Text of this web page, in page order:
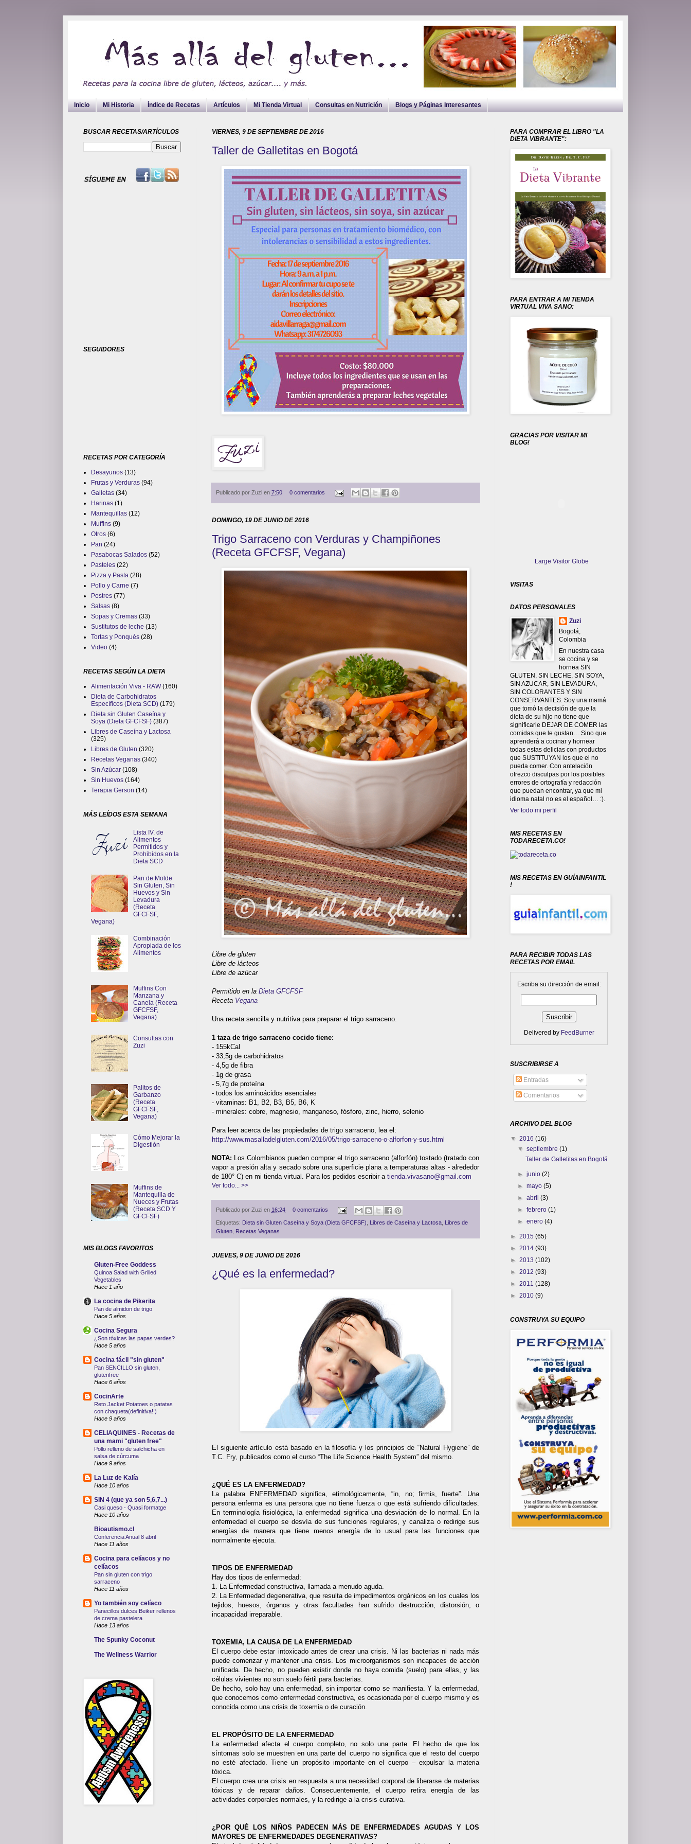
Inicio Mi Historia Índice de Recetas Artículos Mi Tienda Virtual Consultas en Nutrición Blogs y Páginas Interesantes
VIERNES, 9 DE SEPTIEMBRE DE 2016
Taller de Galletitas en Bogotá
Publicado por Zuzi en 7:50 0 comentarios
DOMINGO, 19 DE JUNIO DE 2016
Trigo Sarraceno con Verduras y Champiñones
(Receta GFCFSF, Vegana)
Libre de gluten
Libre de lácteos
Libre de azúcar
Permitido en la Dieta GFCFSF
Receta Vegana
Una receta sencilla y nutritiva para preparar el trigo sarraceno.
1 taza de trigo sarraceno cocido tiene:
- 155kCal
- 33,5g de carbohidratos
- 4,5g de fibra
- 1g de grasa
- 5,7g de proteína
- todos los aminoácidos esenciales
- vitaminas: B1, B2, B3, B5, B6, K
- minerales: cobre, magnesio, manganeso, fósforo, zinc, hierro, selenio
Para leer acerca de las propiedades de trigo sarraceno, lea el:
http://www.masalladelgluten.com/2016/05/trigo-sarraceno-o-alforfon-y-sus.html
NOTA: Los Colombianos pueden comprar el trigo sarraceno (alforfón) tostado (tratado con
vapor a presión alta y secado sobre una superficie plana a temperaturas altas - alrededor
de 180° C) en mi tienda virtual. Para los pedidos escribir a tienda.vivasano@gmail.com
Ver todo... >>
Publicado por Zuzi en 16:24 0 comentarios
Etiquetas: Dieta sin Gluten Caseína y Soya (Dieta GFCFSF) Libres de Caseína y Lactosa Libres de
Gluten Recetas Veganas
JUEVES, 9 DE JUNIO DE 2016
¿Qué es la enfermedad?
El siguiente artículo está basado en la filosofía y los principios de “Natural Hygiene” de
T.C. Fry, publicados como el curso “The Life Science Health System” del mismo.
¿QUÉ ES LA ENFERMEDAD?
La palabra ENFERMEDAD significa, etimológicamente, “in, no; firmis, fuerte”. Una
persona enferma es una persona que no tiene fuerza o que está sufriendo dificultades.
En terminología fisiológica, la enfermedad significa una desviación de lo normal. En la
enfermedad el cuerpo se desvía de sus funciones regulares, y canaliza o redirige sus
energías de manera que tiene menos energía de lo usual para las funciones que
normalmente ejecuta.
TIPOS DE ENFERMEDAD
Hay dos tipos de enfermedad:
1. La Enfermedad constructiva, llamada a menudo aguda.
2. La Enfermedad degenerativa, que resulta de impedimentos orgánicos en los cuales los
tejidos, huesos, órganos y otras facultades han sufrido destrucción, distorsión, o
incapacidad irreparable.
TOXEMIA, LA CAUSA DE LA ENFERMEDAD
El cuerpo debe estar intoxicado antes de crear una crisis. Ni las bacterias ni nada más
puede comenzar y mantener una crisis. Los microorganismos son incapaces de acción
unificada. De hecho, no pueden existir donde no haya comida (suelo) para ellas, y las
células vivientes no son suelo fértil para bacterias.
De hecho, solo hay una enfermedad, sin importar como se manifiesta. Y la enfermedad,
que conocemos como enfermedad constructiva, es ocasionada por el cuerpo mismo y es
conocida como una crisis de toxemia o de curación.
EL PROPÓSITO DE LA ENFERMEDAD
La enfermedad afecta el cuerpo completo, no solo una parte. El hecho de que los
síntomas solo se muestren en una parte del cuerpo no significa que el resto del cuerpo
no esté afectado. Tiene un propósito importante en el cuerpo – expulsar la materia
tóxica.
El cuerpo crea una crisis en respuesta a una necesidad corporal de liberarse de materias
tóxicas y de reparar daños. Consecuentemente, el cuerpo retira energía de las
actividades corporales normales, y la redirige a la crisis curativa.
¿POR QUÉ LOS NIÑOS PADECEN MÁS DE ENFERMEDADES AGUDAS Y LOS
MAYORES DE ENFERMEDADES DEGENERATIVAS?
BUSCAR RECETAS/ARTÍCULOS
SEGUIDORES
RECETAS POR CATEGORÍA
Desayunos (13)
Frutas y Verduras (94)
Galletas (34)
Harinas (1)
Mantequillas (12)
Muffins (9)
Otros (6)
Pan (24)
Pasabocas Salados (52)
Pasteles (22)
Pizza y Pasta (28)
Pollo y Carne (7)
Postres (77)
Salsas (8)
Sopas y Cremas (33)
Sustitutos de leche (13)
Tortas y Ponqués (28)
Video (4)
RECETAS SEGÚN LA DIETA
Alimentación Viva - RAW (160)
Dieta de Carbohidratos
Específicos (Dieta SCD) (179)
Dieta sin Gluten Caseína y
Soya (Dieta GFCFSF) (387)
Libres de Caseína y Lactosa
(325)
Libres de Gluten (320)
Recetas Veganas (340)
Sin Azúcar (108)
Sin Huevos (164)
Terapia Gerson (14)
MÁS LEÍDOS ESTA SEMANA
Lista IV. de
Alimentos
Permitidos y
Prohibidos en la
Dieta SCD
Pan de Molde
Sin Gluten, Sin
Huevos y Sin
Levadura
(Receta
GFCFSF,
Vegana)
Combinación
Apropiada de los
Alimentos
Muffins Con
Manzana y
Canela (Receta
GFCFSF,
Vegana)
Consultas con
Zuzi
Palitos de
Garbanzo
(Receta
GFCFSF,
Vegana)
Cómo Mejorar la
Digestión
Muffins de
Mantequilla de
Nueces y Frutas
(Receta SCD Y
GFCFSF)
MIS BLOGS FAVORITOS
Gluten-Free Goddess
Quinoa Salad with Grilled
Vegetables
Hace 1 año
La cocina de Pikerita
Pan de almidon de trigo
Hace 5 años
Cocina Segura
¿Son tóxicas las papas verdes?
Hace 5 años
Cocina fácil "sin gluten"
Pan SENCILLO sin gluten,
glutenfree
Hace 6 años
CocinArte
Reto Jacket Potatoes o patatas
con chaqueta(definitiva!!)
Hace 9 años
CELIAQUINES - Recetas de
una mami "gluten free"
Pollo relleno de salchicha en
salsa de cúrcuma
Hace 9 años
La Luz de Kalía
Hace 10 años
SIN 4 (que ya son 5,6,7...)
Casi queso - Quasi formatge
Hace 10 años
Bioautismo.cl
Conferencia Anual 8 abril
Hace 11 años
Cocina para celíacos y no
celíacos
Pan sin gluten con trigo
sarraceno
Hace 11 años
Yo también soy celíaco
Panecillos dulces Beiker rellenos
de crema pastelera
Hace 13 años
The Spunky Coconut
The Wellness Warrior
PARA COMPRAR EL LIBRO "LA
DIETA VIBRANTE":
PARA ENTRAR A MI TIENDA
VIRTUAL VIVA SANO:
GRACIAS POR VISITAR MI
BLOG!
Large Visitor Globe
VISITAS
DATOS PERSONALES
Zuzi
Bogotá,
Colombia
En nuestra casa
se cocina y se
hornea SIN
GLUTEN, SIN LECHE, SIN SOYA,
SIN AZUCAR, SIN LEVADURA,
SIN COLORANTES Y SIN
CONSERVANTES. Soy una mamá
que tomó la decisión de que la
dieta de su hijo no tiene que
significarle DEJAR DE COMER las
comidas que le gustan… Sino que
aprenderá a cocinar y hornear
todas estas delicias con productos
que SUSTITUYAN los que el no
pueda comer. Con antelación
ofrezco disculpas por los posibles
errores de ortografía y redacción
que puedan encontrar, ya que mi
idioma natal no es el español… :).
Ver todo mi perfil
MIS RECETAS EN
TODARECETA.CO!
MIS RECETAS EN GUÍAINFANTIL
!
PARA RECIBIR TODAS LAS
RECETAS POR EMAIL
Escriba su dirección de email:
Delivered by FeedBurner
SUSCRIBIRSE A
Entradas
Comentarios
ARCHIVO DEL BLOG
▼ 2016 (16)
▼septiembre(1)
Taller de Galletitas en Bogotá
►junio(2)
►mayo(5)
►abril(3)
►febrero(1)
►enero(4)
► 2015 (65)
► 2014 (93)
► 2013 (102)
► 2012 (93)
► 2011 (128)
► 2010 (9)
CONSTRUYA SU EQUIPO